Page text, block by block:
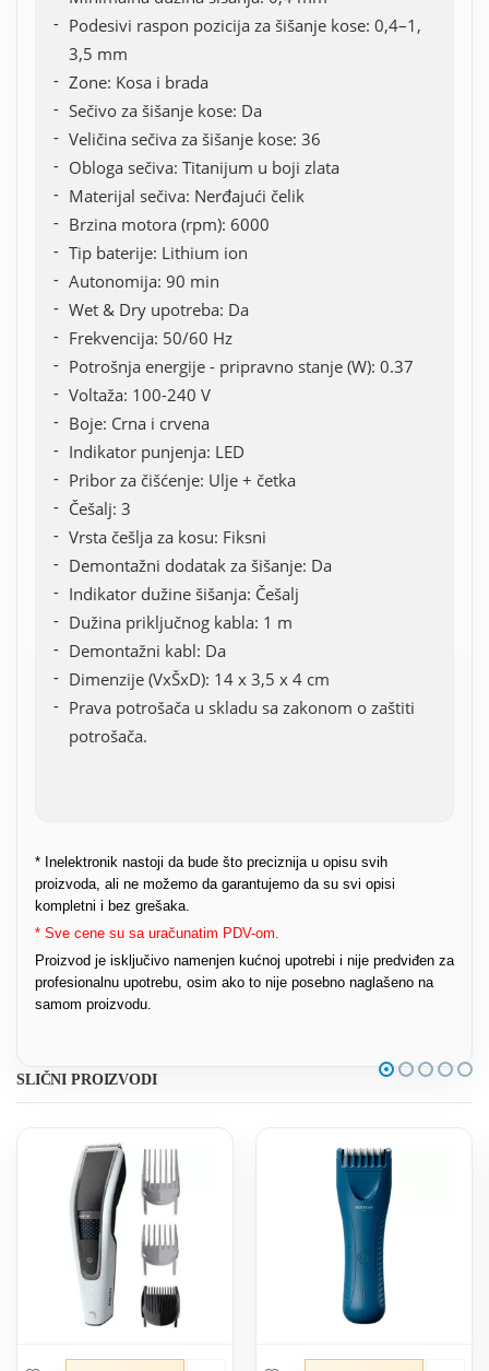
Podesivi raspon pozicija za šišanje kose: 0,4–1,
3,5 mm
Zone: Kosa i brada
Sečivo za šišanje kose: Da
Veličina sečiva za šišanje kose: 36
Oblogа sečiva: Titanijum u boji zlata
Materijal sečiva: Nerđajući čelik
Brzina motora (rpm): 6000
Tip baterije: Lithium ion
Autonomija: 90 min
Wet & Dry upotreba: Da
Frekvencija: 50/60 Hz
Potrošnja energije - pripravno stanje (W): 0.37
Voltaža: 100-240 V
Boje: Crna i crvena
Indikator punjenja: LED
Pribor za čišćenje: Ulje + četka
Češalj: 3
Vrsta češlja za kosu: Fiksni
Demontažni dodatak za šišanje: Da
Indikator dužine šišanja: Češalj
Dužina priključnog kabla: 1 m
Demontažni kabl: Da
Dimenzije (VxŠxD): 14 x 3,5 x 4 cm
Prava potrošača u skladu sa zakonom o zaštiti
potrošača.
* Inelektronik nastoji da bude što preciznija u opisu svih
proizvoda, ali ne možemo da garantujemo da su svi opisi
kompletni i bez grešaka.
* Sve cene su sa uračunatim PDV-om.
Proizvod je isključivo namenjen kućnoj upotrebi i nije predviđen za
profesionalnu upotrebu, osim ako to nije posebno naglašeno na
samom proizvodu.
SLIČNI PROIZVODI